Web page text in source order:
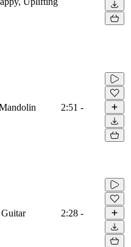
2:51 -
2:28 -